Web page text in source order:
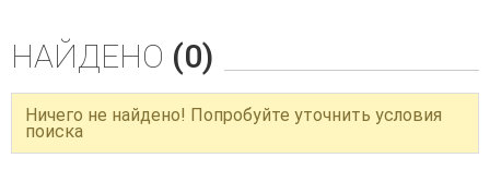
НАЙДЕНО (0)
Ничего не найдено! Попробуйте уточнить условия
поиска